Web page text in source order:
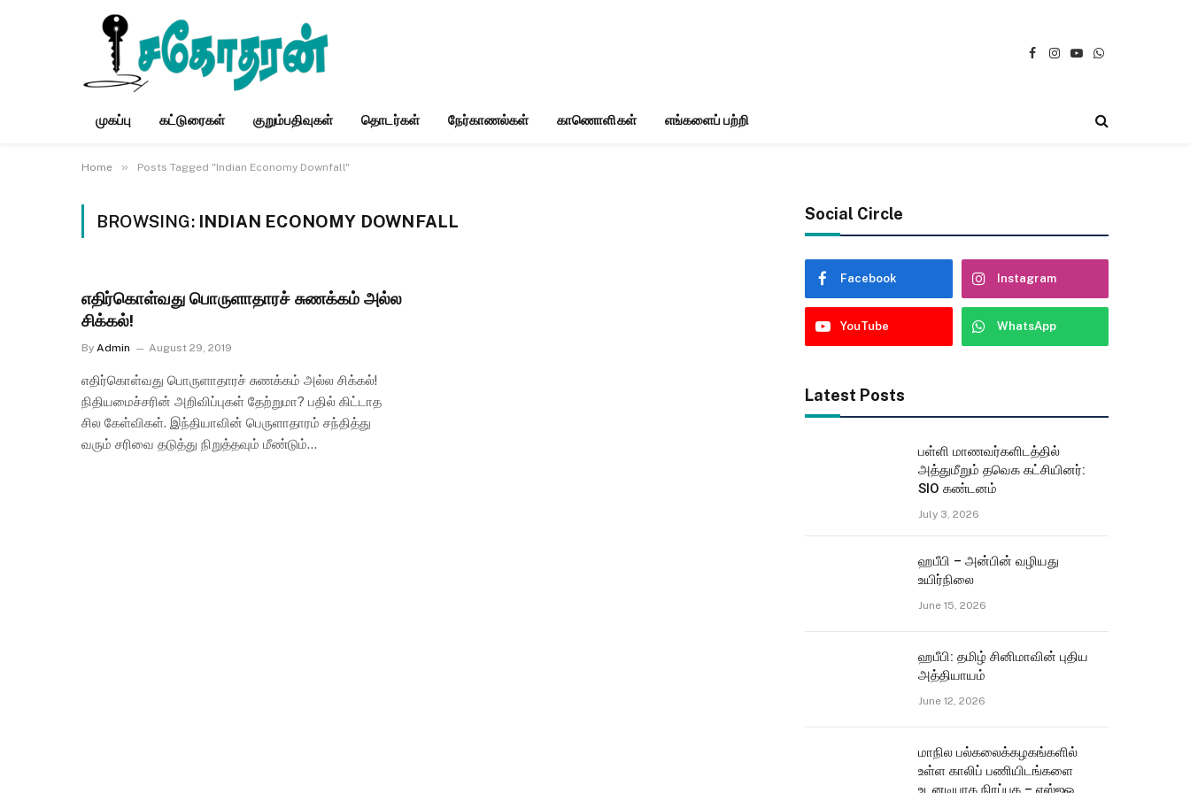
Facebook
Instagram
YouTubeWhatsApp
முகப்பு கட்டுரைகள் குறும்பதிவுகள் தொடர்கள் நேர்காணல்கள் காணொளிகள் எங்களைப் பற்றி
Home » Posts Tagged "Indian Economy Downfall"
BROWSING: INDIAN ECONOMY DOWNFALL
எதிர்கொள்வது பொருளாதாரச் சுணக்கம் அல்ல
சிக்கல்!
By Admin August 29, 2019
எதிர்கொள்வது பொருளாதாரச் சுணக்கம் அல்ல சிக்கல்!
நிதியமைச்சரின் அறிவிப்புகள் தேற்றுமா? பதில் கிட்டாத
சில கேள்விகள். இந்தியாவின் பெருளாதாரம் சந்தித்து
வரும் சரிவை தடுத்து நிறுத்தவும் மீண்டும்…
Social Circle
Facebook Instagram
YouTube WhatsApp
Latest Posts
பள்ளி மாணவர்களிடத்தில்
அத்துமீறும் தவெக கட்சியினர்:
SIO கண்டனம்
July 3, 2026
ஹபீபி – அன்பின் வழியது
உயிர்நிலை
June 15, 2026
ஹபீபி: தமிழ் சினிமாவின் புதிய
அத்தியாயம்
June 12, 2026
மாநில பல்கலைக்கழகங்களில்
உள்ள காலிப் பணியிடங்களை
உடனடியாக நிரப்புக – எஸ்ஐஓ